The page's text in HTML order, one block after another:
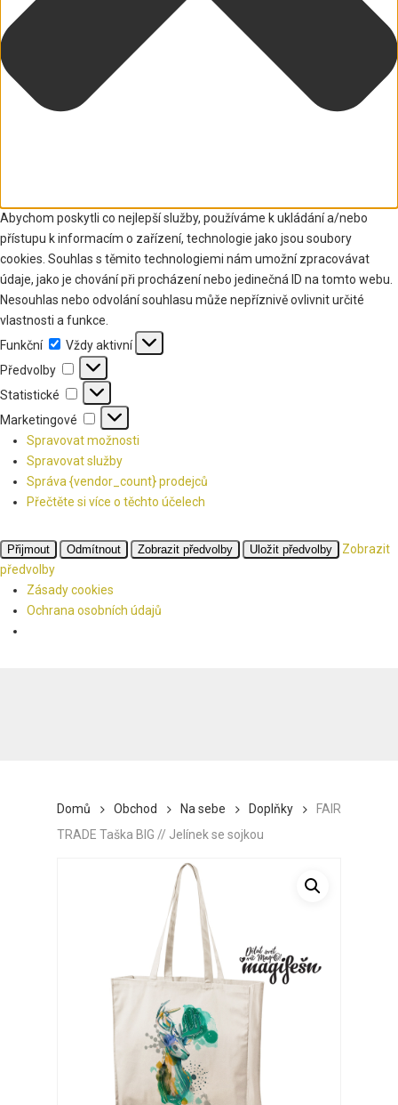
Abychom poskytli co nejlepší služby, používáme k ukládání a/nebo
přístupu k informacím o zařízení, technologie jako jsou soubory
cookies. Souhlas s těmito technologiemi nám umožní zpracovávat
údaje, jako je chování při procházení nebo jedinečná ID na tomto webu.
Nesouhlas nebo odvolání souhlasu může nepříznivě ovlivnit určité
vlastnosti a funkce.
Funkční
Funkční
Vždy aktivní
Předvolby
Předvolby
Statistické Statistické
Marketingové
Marketingové
Spravovat možnosti
Spravovat služby
Správa {vendor_count} prodejců
Přečtěte si více o těchto účelech
Přijmout Odmítnout Zobrazit předvolby Uložit předvolby
Zobrazit
předvolby
Zásady cookies
Ochrana osobních údajů
Domů Obchod Na sebe Doplňky
FAIR
TRADE Taška BIG // Jelínek se sojkou